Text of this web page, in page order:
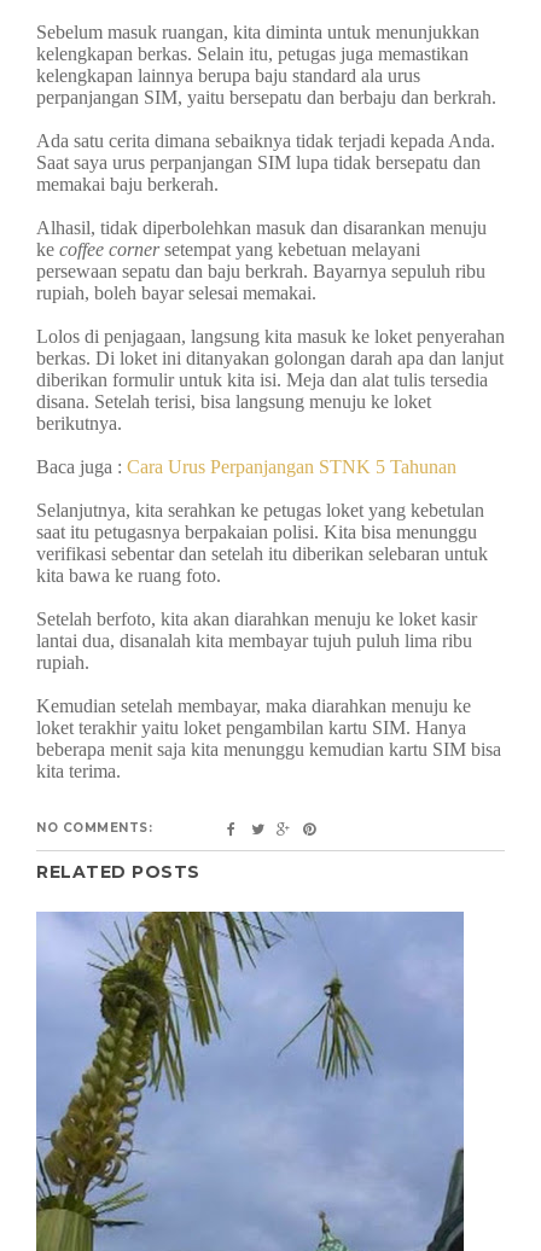
Sebelum masuk ruangan, kita diminta untuk menunjukkan
kelengkapan berkas. Selain itu, petugas juga memastikan
kelengkapan lainnya berupa baju standard ala urus
perpanjangan SIM, yaitu bersepatu dan berbaju dan berkrah.
Ada satu cerita dimana sebaiknya tidak terjadi kepada Anda.
Saat saya urus perpanjangan SIM lupa tidak bersepatu dan
memakai baju berkerah.
Alhasil, tidak diperbolehkan masuk dan disarankan menuju
ke coffee cornersetempat yang kebetuan melayani
persewaan sepatu dan baju berkrah. Bayarnya sepuluh ribu
rupiah, boleh bayar selesai memakai.
Lolos di penjagaan, langsung kita masuk ke loket penyerahan
berkas. Di loket ini ditanyakan golongan darah apa dan lanjut
diberikan formulir untuk kita isi. Meja dan alat tulis tersedia
disana. Setelah terisi, bisa langsung menuju ke loket
berikutnya.
Baca juga : Cara Urus Perpanjangan STNK 5 Tahunan
Selanjutnya, kita serahkan ke petugas loket yang kebetulan
saat itu petugasnya berpakaian polisi. Kita bisa menunggu
verifikasi sebentar dan setelah itu diberikan selebaran untuk
kita bawa ke ruang foto.
Setelah berfoto, kita akan diarahkan menuju ke loket kasir
lantai dua, disanalah kita membayar tujuh puluh lima ribu
rupiah.
Kemudian setelah membayar, maka diarahkan menuju ke
loket terakhir yaitu loket pengambilan kartu SIM. Hanya
beberapa menit saja kita menunggu kemudian kartu SIM bisa
kita terima.
NO COMMENTS:
RELATED POSTS